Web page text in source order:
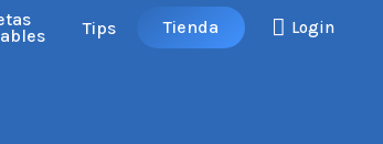
Tips Tienda Login